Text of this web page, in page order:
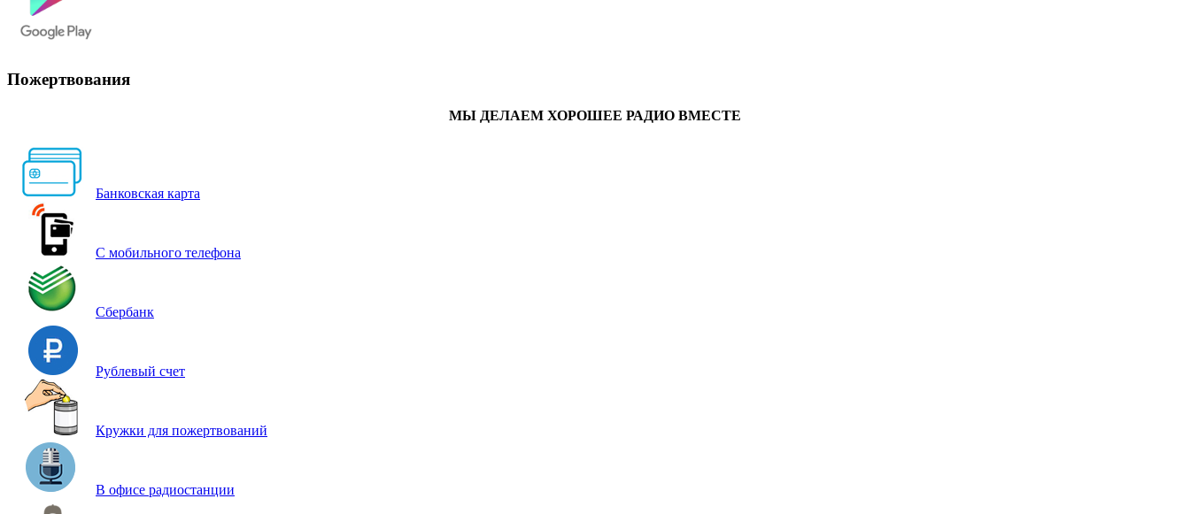
Пожертвования
МЫ ДЕЛАЕМ ХОРОШЕЕ РАДИО ВМЕСТЕ
Банковская карта
С мобильного телефона
Сбербанк
Рублевый счет
Кружки для пожертвований
В офисе радиостанции